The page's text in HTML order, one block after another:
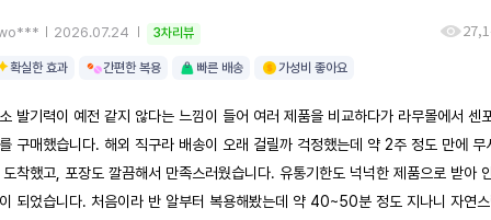
2026.07.24 3차리뷰
확실한 효과 간편한 복용 빠른 배송 가성비 좋아요
발기력이 예전 같지 않다는 느낌이 들어 여러 제품을 비교하다가 라무몰에서 센
구매했습니다. 해외 직구라 배송이 오래 걸릴까 걱정했는데 약 2주 정도 만에 무
착했고, 포장도 깔끔해서 만족스러웠습니다. 유통기한도 넉넉한 제품으로 받아
되었습니다. 처음이라 반 알부터 복용해봤는데 약 40~50분 정도 지나니 자연